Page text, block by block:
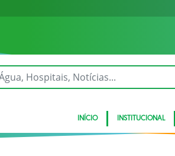
INÍCIO INSTITUCIONAL